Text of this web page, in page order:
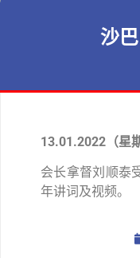
沙
13.01.2022（星
会长拿督刘顺泰
年讲词及视频。